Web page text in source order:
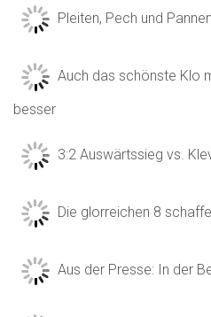
Pleiten, Pech und Pannen
Auch das schönste Klo
besser
3:2 Auswärtssieg vs.
Die glorreichen 8
Aus der Presse: In der